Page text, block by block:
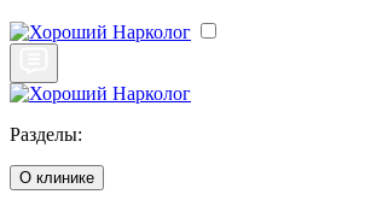
Разделы:
О клинике